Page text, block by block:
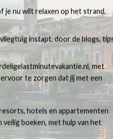
je nu wilt relaxen op het strand,
instapt, door de blogs,
met
te zorgen dat jij met een
hotels en appartementen
veilig boeken, met hulp van het